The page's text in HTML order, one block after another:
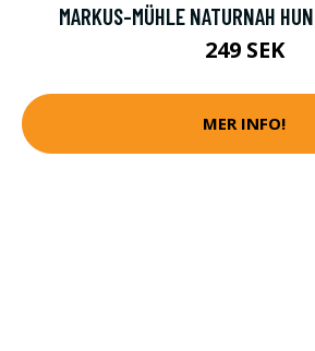
MARKUS-MÜHLE NATURNAH
249 SEK
MER INFO!